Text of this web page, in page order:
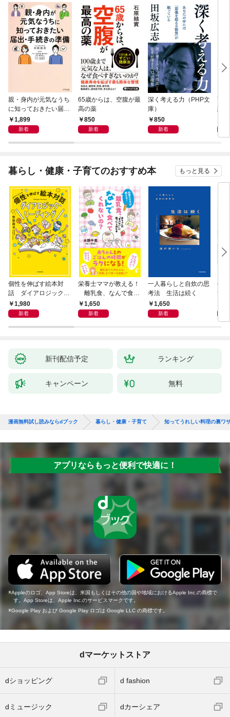
親・身内が元気なうち
に知っておきたい届
出・手続きの準備（き
ずな出版）
1,899
新着
65歳からは、空腹が最
高の薬
850
新着
深く考える力（PHP文
庫）
850
新着
面
恐
暮らし・健康・子育てのおすすめ本 もっと見る
個性を伸ばす絵本対
話 ダイアロジック・
リーディング
1,980
新着
栄養士ママが教える！
離乳食、なんで食べ
てくれないの？ 赤ちゃ
んの「食べない」に困
1,650
新着
一人暮らしと自炊の思
考法 生活は続く
1,650
新着
毎
ず
新刊配信予定 ランキング
キャンペーン 無料
漫画無料試し読みならdブック 暮らし・健康・子育て 知ってうれしい料理の裏ワ
アプリならもっと便利で快適に！
Appleのロゴ、App Storeは、米国もしくはその他の国や地域におけるApple Inc.の商標で
す。App Storeは、Apple Inc.のサービスマークです。
Google Play および Google Play ロゴは Google LLC の商標です。
dマーケットストア
dショッピング d fashion
dミュージック dカーシェア